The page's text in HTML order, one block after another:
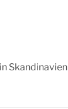
Skandinavien